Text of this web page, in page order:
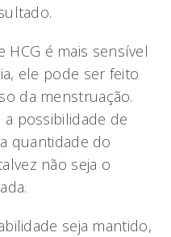
HCG é mais sensível
ele pode ser feito
da menstruação.
possibilidade de
quantidade do
não seja o
seja mantido,